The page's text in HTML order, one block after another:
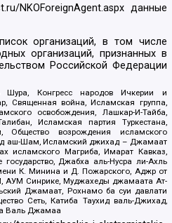
NKOForeignAgent.aspxданные
организаций, в том числе
организаций, признанных в
Российской Федерации
Конгресс народов Ичкерии и
Священная война, Исламская группа,
освобождения, Лашкар-И-Тайба,
Исламская партия Туркестана,
Общество возрождения исламского
аш-Шам, Исламский джихад – Джамаат
исламского Магриба, Имарат Кавказ,
Джабха аль-Нусра ли-Ахль
К. Минина и Д. Пожарского, Аджр от
АУМ Синрике, Муджахеды джамаата Ат-
Джамаат, Рохнамо ба суи давлати
Сеть, Катиба Таухид валь-Джихад,
Валь Джамаа